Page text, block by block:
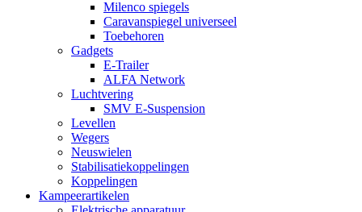
Milenco spiegels
Caravanspiegel universeel
Toebehoren
Gadgets
E-Trailer
ALFA Network
Luchtvering
SMV E-Suspension
Levellen
Wegers
Neuswielen
Stabilisatiekoppelingen
Koppelingen
Kampeerartikelen